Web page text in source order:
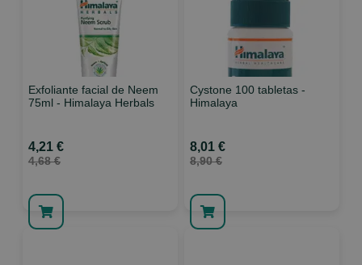
Exfoliante facial de Neem
75ml - Himalaya Herbals
4,21 €
4,68 €
Cystone 100 tabletas -
Himalaya
8,01 €
8,90 €